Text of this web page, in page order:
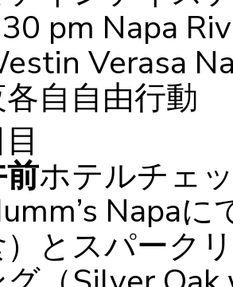
pm Napa
Verasa
自自由行動
ホテルチェ
Napa
とスパーク